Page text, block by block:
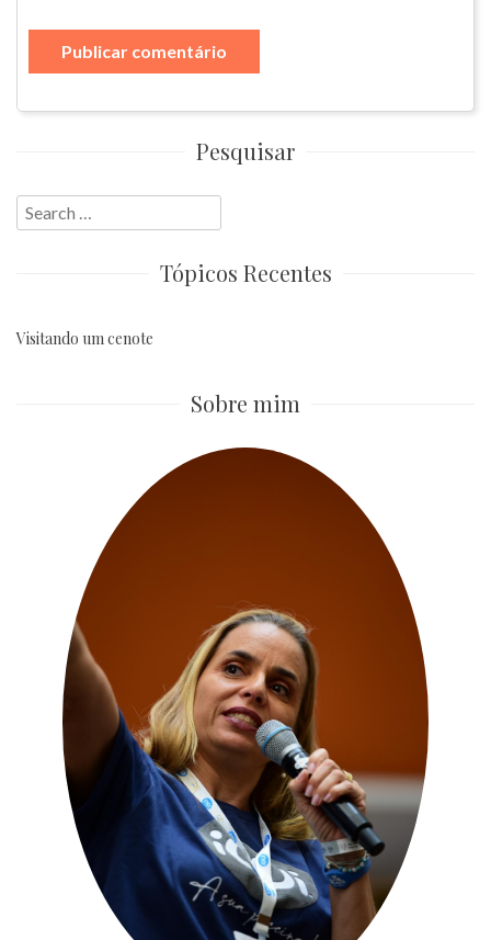
Pesquisar
Search
for:
Tópicos Recentes
Visitando um cenote
Sobre mim